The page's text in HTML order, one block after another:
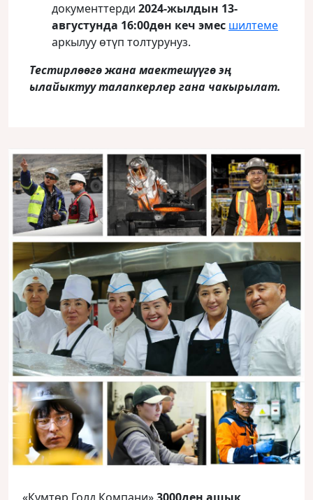
документтерди 2024-жылдын 13-
августунда 16:00дөн кеч эмес шилтеме
аркылуу өтүп толтурунуз.
Тестирлөөгө жана маектешүүгө эң
ылайыктуу талапкерлер гана чакырылат.
«Кумтөр Голд Компани»3000ден ашык